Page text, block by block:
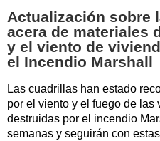
Actualización sobre
acera de materiales
y el viento de
el Incendio Marshall
Las cuadrillas han estado
por el viento y el fuego de las
destruidas por el incendio
semanas y seguirán con